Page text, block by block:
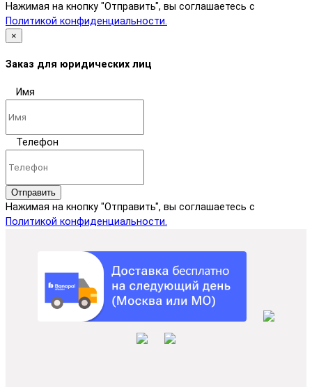
Нажимая на кнопку "Отправить", вы соглашаетесь с
Политикой конфиденциальности.
×
Заказ для юридических лиц
Имя
Телефон
Отправить
Нажимая на кнопку "Отправить", вы соглашаетесь с
Политикой конфиденциальности.